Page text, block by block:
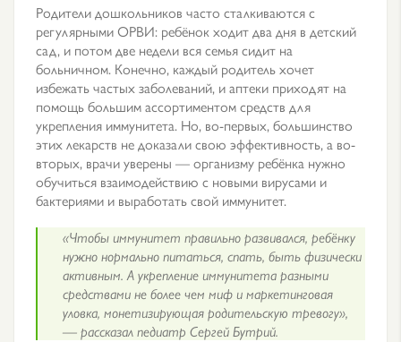
Родители дошкольников часто сталкиваются с
регулярными ОРВИ: ребёнок ходит два дня в детский
сад, и потом две недели вся семья сидит на
больничном. Конечно, каждый родитель хочет
избежать частых заболеваний, и аптеки приходят на
помощь большим ассортиментом средств для
укрепления иммунитета. Но, во-первых, большинство
этих лекарств не доказали свою эффективность, а во-
вторых, врачи уверены — организму ребёнка нужно
обучиться взаимодействию с новыми вирусами и
бактериями и выработать свой иммунитет.
«Чтобы иммунитет правильно развивался, ребёнку
нужно нормально питаться, спать, быть физически
активным. А укрепление иммунитета разными
средствами не более чем миф и маркетинговая
уловка, монетизирующая родительскую тревогу»,
— рассказал педиатр Сергей Бутрий.